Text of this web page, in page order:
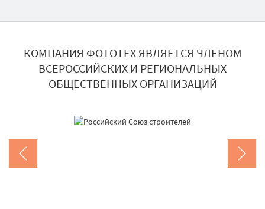
КОМПАНИЯ ФОТОТЕХ ЯВЛЯЕТСЯ ЧЛЕНОМ
ВСЕРОССИЙСКИХ И РЕГИОНАЛЬНЫХ
ОБЩЕСТВЕННЫХ ОРГАНИЗАЦИЙ